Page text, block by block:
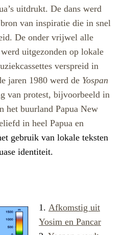
uitdrukt. De dans werd
van inspiratie die in snel
De onder vrijwel alle
uitgezonden op lokale
verspreid in
jaren 1980 werd de Yospan
van protest, bijvoorbeeld in
het buurland Papua New
in heel Papua en
gebruik van lokale teksten
identiteit.
1. Afkomstig uit
Yosim en Pancar